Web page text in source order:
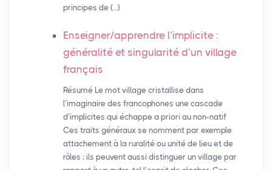
principes de (…)
Enseigner/apprendre l’implicite :
généralité et singularité d’un village
français
Résumé Le mot village cristallise dans
l’imaginaire des francophones une cascade
d’implicites qui échappe a priori au non-natif
Ces traits généraux se nomment par exemple
attachement à la ruralité ou unité de lieu et de
rôles ; ils peuvent aussi distinguer un village par